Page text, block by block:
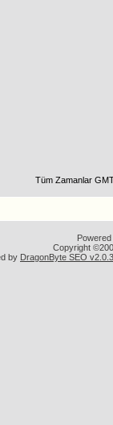
Tüm Zamanlar
Copyright
by DragonByte SEO